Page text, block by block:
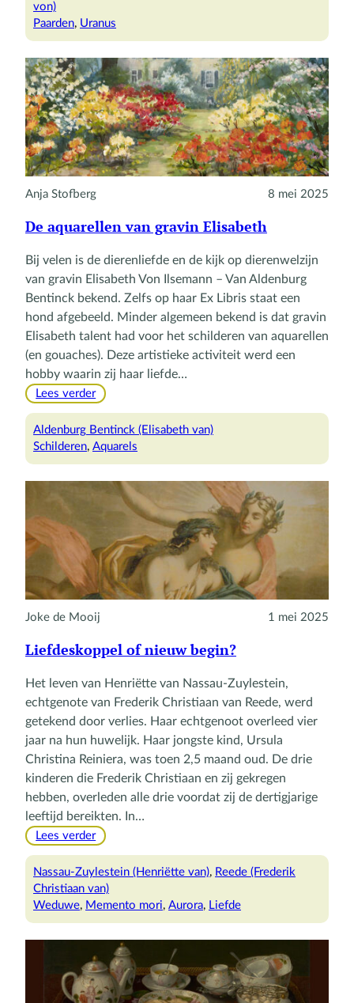
gebruiksvoorwerp
von)
Paarden, Uranus
Anja Stofberg 8 mei 2025
De aquarellen van gravin Elisabeth
Bij velen is de dierenliefde en de kijk op dierenwelzijn
van gravin Elisabeth Von Ilsemann – Van Aldenburg
Bentinck bekend. Zelfs op haar Ex Libris staat een
hond afgebeeld. Minder algemeen bekend is dat gravin
Elisabeth talent had voor het schilderen van aquarellen
(en gouaches). Deze artistieke activiteit werd een
hobby waarin zij haar liefde…
Lees verder:
aquarellen
van
Aldenburg Bentinck (Elisabeth van)
Schilderen, Aquarels
Joke de Mooij 1 mei 2025
Liefdeskoppel of nieuw begin?
Het leven van Henriëtte van Nassau-Zuylestein,
echtgenote van Frederik Christiaan van Reede, werd
getekend door verlies. Haar echtgenoot overleed vier
jaar na hun huwelijk. Haar jongste kind, Ursula
Christina Reiniera, was toen 2,5 maand oud. De drie
kinderen die Frederik Christiaan en zij gekregen
hebben, overleden alle drie voordat zij de dertigjarige
leeftijd bereikten. In…
Lees verder:
of
nieuw
begin?
Nassau-Zuylestein (Henriëtte van), Reede (Frederik
Christiaan van)
Weduwe, Memento mori, Aurora, Liefde